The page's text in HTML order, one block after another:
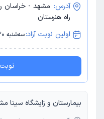
آدرس: مشهد - خراسان
راه هنرستان
اولین نوبت آزاد:سه‌شنبه 20 مرداد | 14:00
بیمارستان و زایشگاه سینا